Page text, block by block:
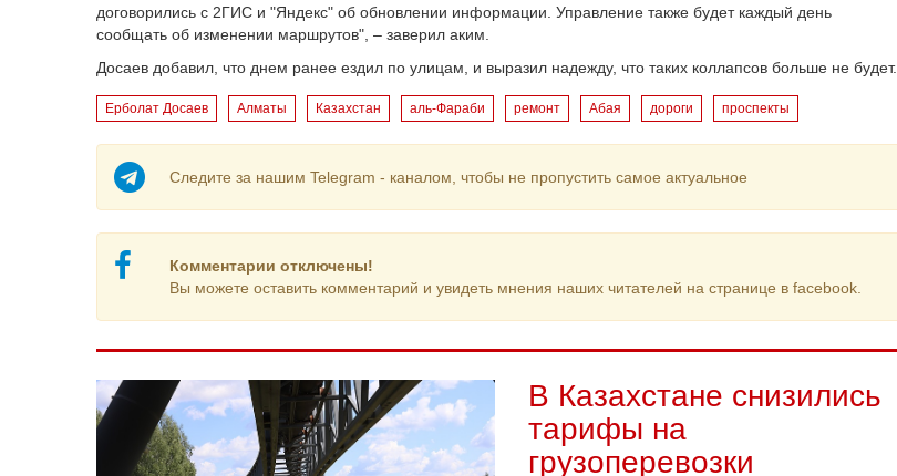
договорились с 2ГИС и "Яндекс" об обновлении информации. Управление также будет каждый день
сообщать об изменении маршрутов", – заверил аким.
Досаев добавил, что днем ранее ездил по улицам, и выразил надежду, что таких коллапсов больше не будет.
Ерболат Досаев Алматы Казахстан аль-Фараби ремонт Абая дороги проспекты
Следите за нашим Telegram - каналом, чтобы не пропустить самое актуальное
Комментарии отключены!
Вы можете оставить комментарий и увидеть мнения наших читателей на странице в facebook.
В Казахстане снизились
тарифы на
грузоперевозки